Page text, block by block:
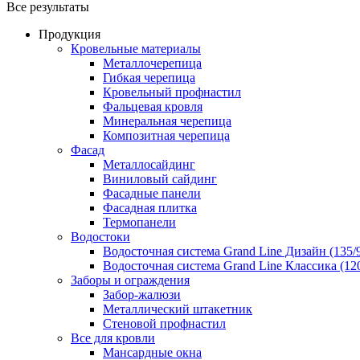
Все результаты
Продукция
Кровельные материалы
Металлочерепица
Гибкая черепица
Кровельный профнастил
Фальцевая кровля
Минеральная черепица
Композитная черепица
Фасад
Металлосайдинг
Виниловый сайдинг
Фасадные панели
Фасадная плитка
Термопанели
Водостоки
Водосточная система Grand Line Дизайн (135/
Водосточная система Grand Line Классика
Заборы и ограждения
Забор-жалюзи
Металлический штакетник
Стеновой профнастил
Все для кровли
Мансардные окна